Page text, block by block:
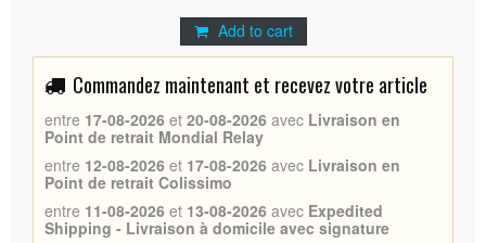
Add to cart
Commandez maintenant et recevez votre article
entre 17-08-2026 et 20-08-2026 avec Livraison en
Point de retrait Mondial Relay
entre 12-08-2026 et 17-08-2026 avec Livraison en
Point de retrait Colissimo
entre 11-08-2026 et 13-08-2026 avec Expedited
Shipping - Livraison à domicile avec signature